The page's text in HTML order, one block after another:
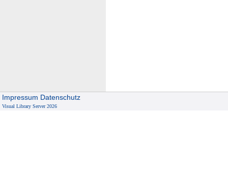
Impressum Datenschutz
Visual Library Server 2026